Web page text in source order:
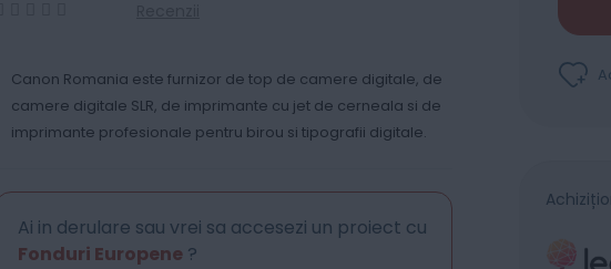
Canon Romania este furnizor de top de camere digitale, de
camere digitale SLR, de imprimante cu jet de cerneala si de
imprimante profesionale pentru birou si tipografii digitale.
Ai in derulare sau vrei sa accesezi un proiect cu
Fonduri Europene?